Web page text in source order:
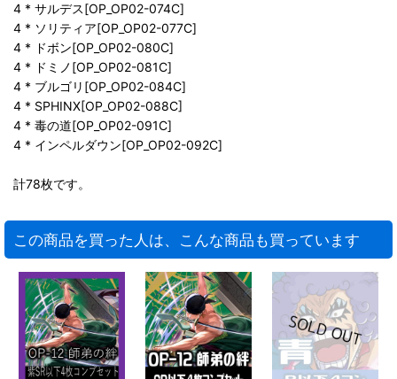
4 * サルデス[OP_OP02-074C]
4 * ソリティア[OP_OP02-077C]
4 * ドボン[OP_OP02-080C]
4 * ドミノ[OP_OP02-081C]
4 * ブルゴリ[OP_OP02-084C]
4 * SPHINX[OP_OP02-088C]
4 * 毒の道[OP_OP02-091C]
4 * インペルダウン[OP_OP02-092C]
計78枚です。
この商品を買った人は、こんな商品も買っています